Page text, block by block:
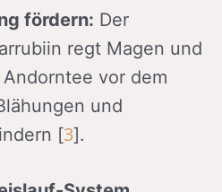
fördern: Der
regt Magen und
Andorntee vor dem
und
[3].